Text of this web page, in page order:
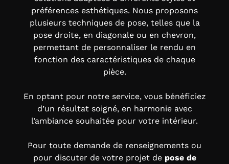
préférences esthétiques. Nous proposons
plusieurs techniques de pose, telles que la
pose droite, en diagonale ou en chevron,
permettant de personnaliser le rendu en
fonction des caractéristiques de chaque
pièce.
En optant pour notre service, vous bénéficiez
d’un résultat soigné, en harmonie avec
l’ambiance souhaitée pour votre intérieur.
Pour toute demande de renseignements ou
pour discuter de votre projet de pose de